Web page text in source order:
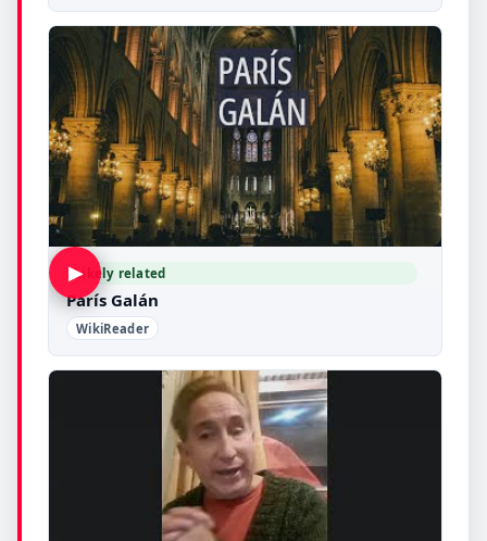
▶Likely related
París Galán
WikiReader